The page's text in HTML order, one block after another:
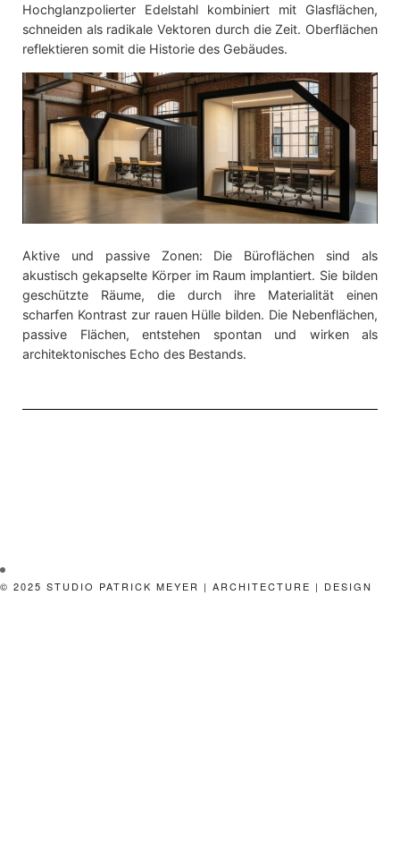
Hochglanzpolierter Edelstahl kombiniert mit Glasflächen,
schneiden als radikale Vektoren durch die Zeit. Oberflächen
reflektieren somit die Historie des Gebäudes.
Aktive und passive Zonen: Die Büroflächen sind als
akustisch gekapselte Körper im Raum implantiert. Sie bilden
geschützte Räume, die durch ihre Materialität einen
scharfen Kontrast zur rauen Hülle bilden. Die Nebenflächen,
passive Flächen, entstehen spontan und wirken als
architektonisches Echo des Bestands.
© 2025 STUDIO PATRICK MEYER | ARCHITECTURE | DESIGN